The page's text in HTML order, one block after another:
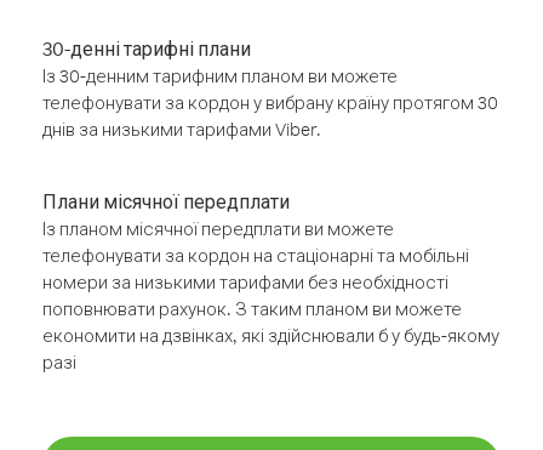
30-денні тарифні плани
Із 30-денним тарифним планом ви можете
телефонувати за кордон у вибрану країну протягом 30
днів за низькими тарифами Viber.
Плани місячної передплати
Із планом місячної передплати ви можете
телефонувати за кордон на стаціонарні та мобільні
номери за низькими тарифами без необхідності
поповнювати рахунок. З таким планом ви можете
економити на дзвінках, які здійснювали б у будь-якому
разі